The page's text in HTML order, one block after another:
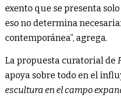
exento que se presenta
eso no determina
contemporánea”, agrega.
La propuesta curatorial de
apoya sobre todo en el
escultura en el campo